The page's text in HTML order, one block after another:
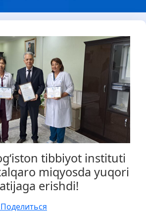
tibbiyot instituti
miqyosda yuqori
erishdi!
Поделиться